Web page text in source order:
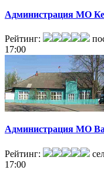
Администрация МО
Рейтинг:
17:00
Администрация МО
Рейтинг:
17:00